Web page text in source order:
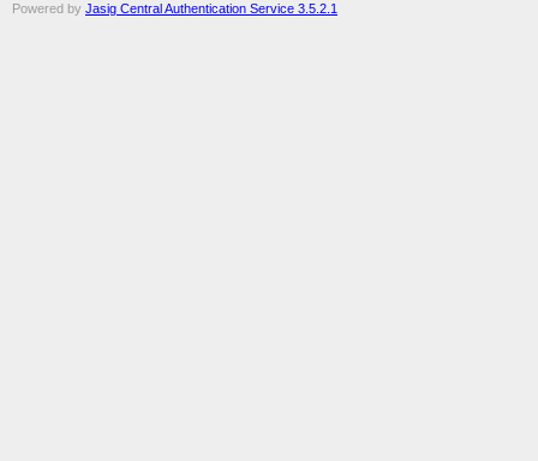
Powered by Jasig Central Authentication Service 3.5.2.1